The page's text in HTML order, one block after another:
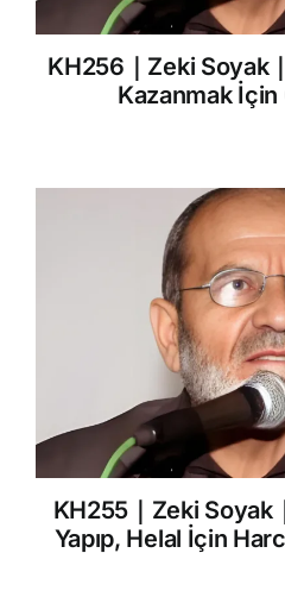
KH256｜Zeki Soyak
Kazanmak İçin
KH255｜Zeki Soyak
Yapıp, Helal İçin